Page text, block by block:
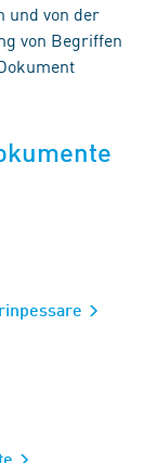
und von der
von Begriffen